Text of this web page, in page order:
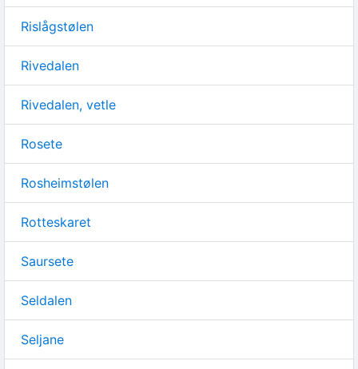
Rislågstølen
Rivedalen
Rivedalen, vetle
Rosete
Rosheimstølen
Rotteskaret
Saursete
Seldalen
Seljane